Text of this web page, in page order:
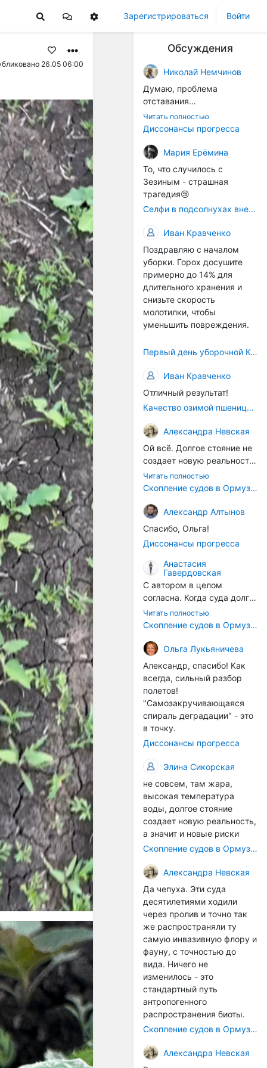
Зарегистрироваться Войти
26.05 06:00
Обсуждения
Николай Немчинов
Думаю, проблема
отставания
технологичности
оборудования в
окажется связана с
кадрами. Их надо будет
все больше, чтобы
затыкать
образовывающиеся
технологические дыры. И
это в рамках
существующих реалий для
людей принимающих
решения как раз хорошо,
само село окажется при
деле, да и количество
задействованных в
сельхозпоризводстве
кадров таким образом
Читать полностью
Диссонансы прогресса
Мария Ерёмина
То, что случилось с
Зезиным - страшная
трагедия😢
Селфи в подсолнухах вне закона: За проникновение на сельхозземли без разрешения хотят штрафовать
Иван Кравченко
Поздравляю с началом
уборки. Горох досушите
примерно до 14% для
длительного хранения и
снизьте скорость
молотилки, чтобы
уменьшить повреждения.
Первый день уборочной Компании 2026🫡Считаю открытым.
Иван Кравченко
Отличный результат!
Качество озимой пшеницы 2026 год
Александра Невская
Ой всё. Долгое стояние не
создает новую реальность.
Морские организмы всегда
накапливаются на судах.
на чистку от тех самых
организмов. И год за
годом, век за веком суда
разносят эти самые
организмы по пути
следования.
Читать полностью
Скопление судов в Ормузском проливе грозит катастрофическим распространением инвазивных видов
Александр Алтынов
Спасибо, Ольга!
Диссонансы прогресса
Анастасия
Гавердовская
С автором в целом
согласна. Когда суда долго
стоят в теплой воде, на их
корпусах активно
организмы, и потом они
могут быть перенесены в
другие регионы. Поэтому
проблема вполне реальная
— просто я бы говорила не
о неизбежной катастрофе,
а о повышенном риске,
который нельзя
игнорировать. А так да 👍
Читать полностью
Скопление судов в Ормузском проливе грозит катастрофическим распространением инвазивных видов
Ольга Лукьяничева
Александр, спасибо! Как
всегда, сильный разбор
полетов!
"Самозакручивающаяся
спираль деградации" - это
в точку.
Диссонансы прогресса
Элина Сикорская
не совсем, там жара,
высокая температура
воды, долгое стояние
создает новую реальность,
а значит и новые риски
Скопление судов в Ормузском проливе грозит катастрофическим распространением инвазивных видов
Александра Невская
Да чепуха. Эти суда
десятилетиями ходили
через пролив и точно так
же распространяли ту
самую инвазивную флору и
фауну, с точностью до
вида. Ничего не
изменилось - это
стандартный путь
антропогенного
распространения биоты.
Скопление судов в Ормузском проливе грозит катастрофическим распространением инвазивных видов
Александра Невская